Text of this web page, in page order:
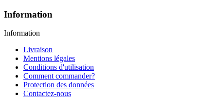
Information
Information
Livraison
Mentions légales
Conditions d'utilisation
Comment commander?
Protection des données
Contactez-nous